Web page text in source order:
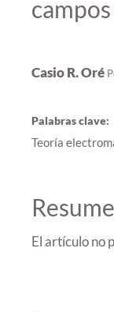
Casio R. Oré
Palabras clave:
Teoría
El artículo no